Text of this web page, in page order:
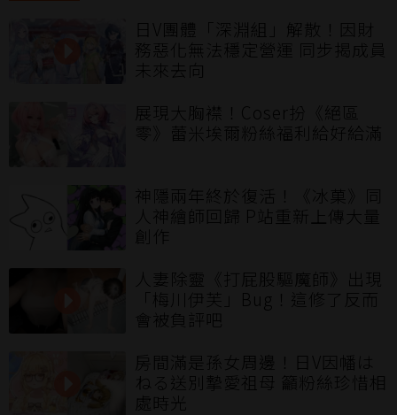
日V團體「深淵組」解散！因財
務惡化無法穩定營運 同步揭成員
未來去向
展現大胸襟！Coser扮《絕區
零》蕾米埃爾粉絲福利給好給滿
神隱兩年終於復活！《冰菓》同
人神繪師回歸 P站重新上傳大量
創作
人妻除靈《打屁股驅魔師》出現
「梅川伊芙」Bug！這修了反而
會被負評吧
房間滿是孫女周邊！日V因幡は
ねる送別摯愛祖母 籲粉絲珍惜相
處時光